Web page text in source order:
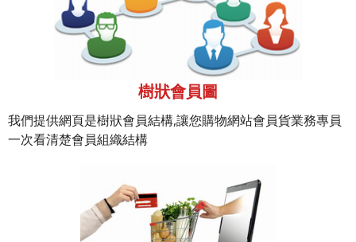
樹狀會員圖
我們提供網頁是樹狀會員結構,讓您購物網站會員貨業務專員
一次看清楚會員組織結構